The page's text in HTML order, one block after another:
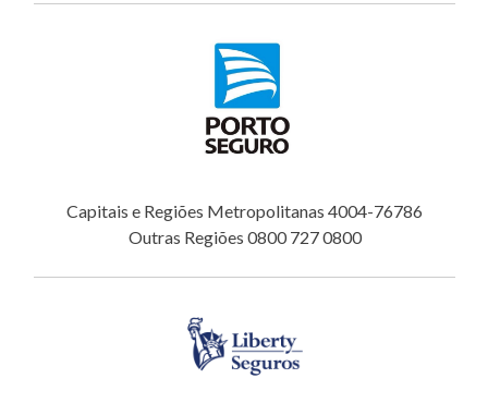
Capitais e Regiões Metropolitanas 4004-76786
Outras Regiões 0800 727 0800